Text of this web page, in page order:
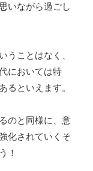
いながら過ごし
うことはなく、
においては特
るといえます。
のと同様に、意
化されていくそ
！